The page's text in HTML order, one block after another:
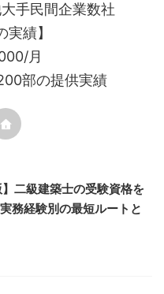
手民間企業数社
実績】
月
部の提供実績
】二級建築士の受験資格を
務経験別の最短ルートと